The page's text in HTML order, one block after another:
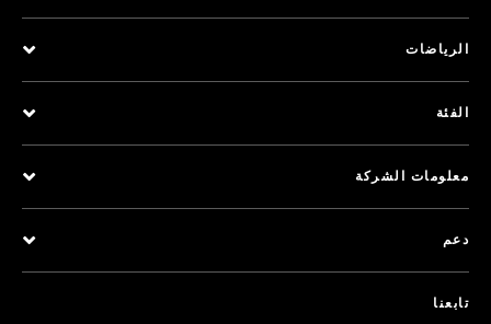
الرياضات
الفئة
معلومات الشركة
دعم
تابعنا